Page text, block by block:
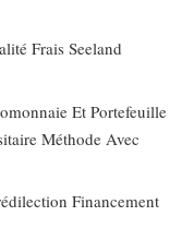
Frais Seeland
Et Portefeuille
Méthode Avec
Financement